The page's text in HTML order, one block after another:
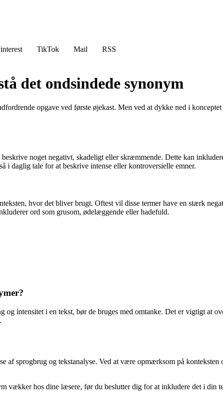
TikTok Mail
RSS
det ondsindede synonym
opgave ved første øjekast. Men ved at dykke ned i
noget negativt, skadeligt eller skræmmende. Dette kan
i daglig tale for at beskrive intense eller kontroversielle emner.
hvor det bliver brugt. Oftest vil disse termer have en stærk
ord som grusom, ødelæggende eller hadefuld.
intensitet i en tekst, bør de bruges med omtanke. Det er vigtigt at
af sprogbrug og tekstanalyse. Ved at være opmærksom på
vækker hos dine læsere, før du beslutter dig for at inkludere det i din